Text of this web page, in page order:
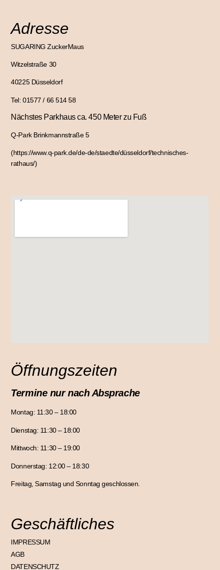
Adresse
SUGARING ZuckerMaus
Witzelstraße 30
40225 Düsseldorf
Tel: 01577 / 66 514 58
Nächstes Parkhaus ca. 450 Meter zu Fuß
Q-Park Brinkmannstraße 5
(https://www.q-park.de/de-de/staedte/düsseldorf/technisches-
rathaus/)
Öffnungszeiten
Termine nur nach Absprache
Montag: 11:30 – 18:00
Dienstag: 11:30 – 18:00
Mittwoch: 11:30 – 19:00
Donnerstag: 12:00 – 18:30
Freitag, Samstag und Sonntag geschlossen.
Geschäftliches
IMPRESSUM
AGB
DATENSCHUTZ